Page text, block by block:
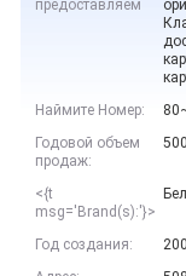
предоставляем
Наймите Номер:
Годовой объем
продаж:
<{t
msg='Brand(s):'}>
Год создания: